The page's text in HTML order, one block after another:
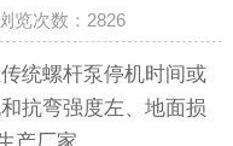
览次数：2826
统螺杆泵停机时间或
抗弯强度左、地面损